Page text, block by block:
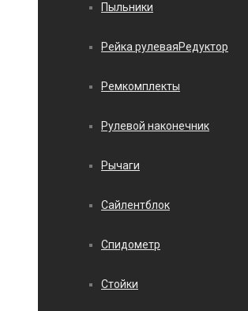
Пыльники
Рейка рулеваяРедуктор
Ремкомплекты
Рулевой наконечник
Рычаги
Сайлентблок
Спидометр
Стойки